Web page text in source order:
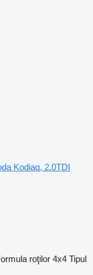
Kodiaq, 2.0TDI
roţilor 4x4 Tipul